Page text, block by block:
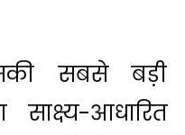
सबसे बड़ी
साक्ष्य-आधारित